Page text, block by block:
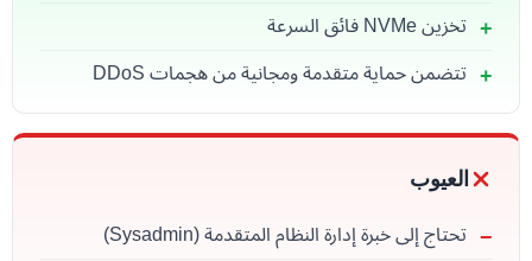
تخزين NVMe فائق السرعة
تتضمن حماية متقدمة ومجانية من هجمات DDoS
العيوب
تحتاج إلى خبرة إدارة النظام المتقدمة (Sysadmin)